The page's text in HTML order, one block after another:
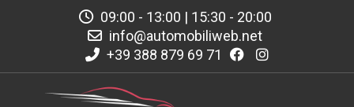
09:00 - 13:00 | 15:30 - 20:00
info@automobiliweb.net
+39 388 879 69 71